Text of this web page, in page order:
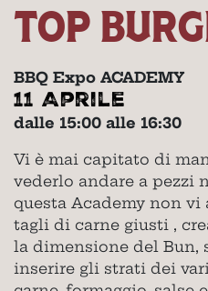
TOP
BBQ Expo ACADEMY
11 Aprile
dalle 15:00 alle 16:30
Vi è mai capitato di
vederlo andare a pezzi
questa Academy non vi
tagli di carne giusti ,
la dimensione del Bun,
inserire gli strati dei